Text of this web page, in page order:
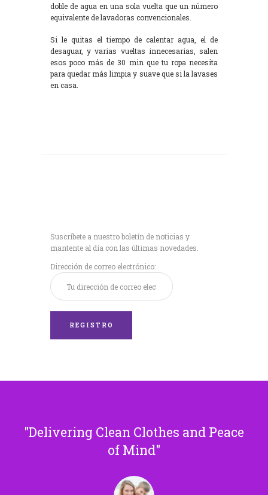
doble de agua en una sola vuelta que un número
equivalente de lavadoras convencionales.
Si le quitas el tiempo de calentar agua, el de
desaguar, y varias vueltas innecesarias, salen
esos poco más de 30 min que tu ropa necesita
para quedar más limpia y suave que si la lavases
en casa.
Suscríbete a nuestro boletín de noticias y
mantente al día con las últimas novedades.
Dirección de correo electrónico:
Delivering Clean Clothes and Peace
of Mind